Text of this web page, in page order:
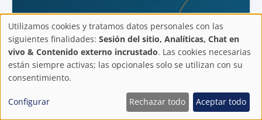
Productos sanitarios
Domina el calendario de revisión MDR e IVDR,
comprende las reformas regulatorias clave y aplica
estrategias de cumplimiento prácticas para optimizar
los flujos de certificación y mantener el acceso al
mercado europeo.
Configuración
de
privacidad
Utilizamos cookies y tratamos datos personales con las
siguientes finalidades: Sesión del sitio, Analíticas, Chat en
vivo & Contenido externo incrustado. Las cookies necesarias
están siempre activas; las opcionales solo se utilizan con su
consentimiento.
Configurar Rechazar todo Aceptar todo